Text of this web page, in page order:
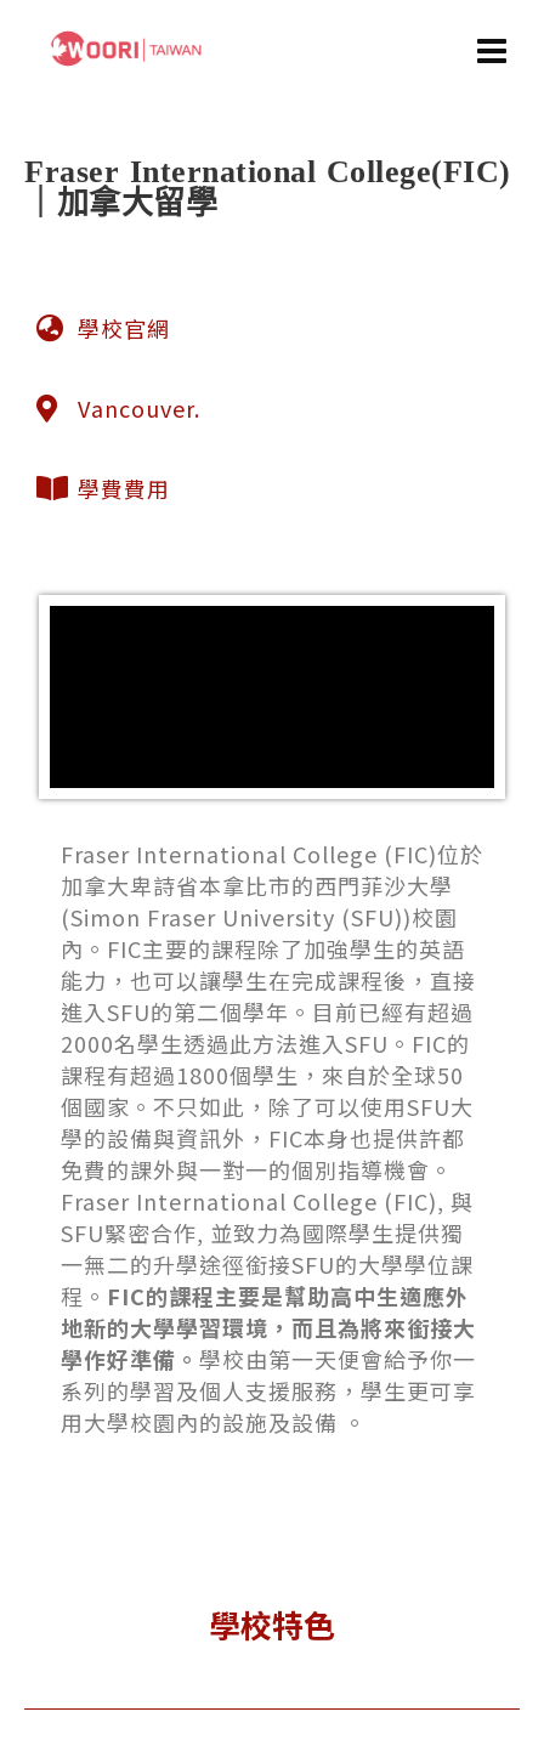
Fraser International College(FIC)
｜加拿大留學
學校官網
Vancouver.
學費費用
Fraser International College (FIC)位於
加拿大卑詩省本拿比市的西門菲沙大學
(Simon Fraser University (SFU))校園
內。FIC主要的課程除了加強學生的英語
能力，也可以讓學生在完成課程後，直接
進入SFU的第二個學年。目前已經有超過
2000名學生透過此方法進入SFU。FIC的
課程有超過1800個學生，來自於全球50
個國家。不只如此，除了可以使用SFU大
學的設備與資訊外，FIC本身也提供許都
免費的課外與一對一的個別指導機會。
Fraser International College (FIC), 與
SFU緊密合作, 並致力為國際學生提供獨
一無二的升學途徑銜接SFU的大學學位課
程。 FIC的課程主要是幫助高中生適應外
地新的大學學習環境，而且為將來銜接大
學作好準備。 學校由第一天便會給予你一
系列的學習及個人支援服務，學生更可享
用大學校園內的設施及設備 。
學校特色